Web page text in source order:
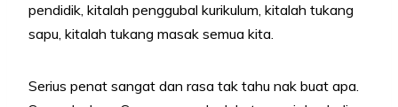
pendidik, kitalah penggubal kurikulum, kitalah tukang
sapu, kitalah tukang masak semua kita.
Serius penat sangat dan rasa tak tahu nak buat apa.